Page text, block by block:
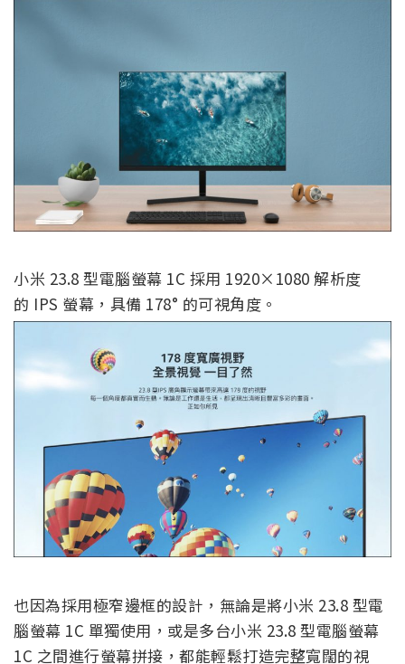
小米 23.8 型電腦螢幕 1C 採用 1920×1080 解析度
的 IPS 螢幕，具備 178° 的可視角度。
也因為採用極窄邊框的設計，無論是將小米 23.8 型電
腦螢幕 1C 單獨使用，或是多台小米 23.8 型電腦螢幕
1C 之間進行螢幕拼接，都能輕鬆打造完整寬闊的視